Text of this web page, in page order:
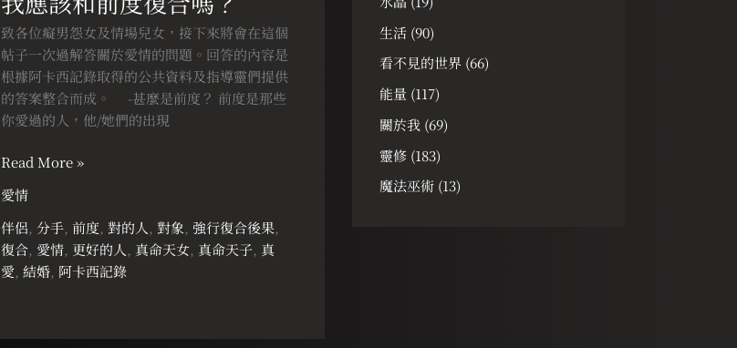
麼
辦？
致各位癡男怨女及情場兒女，接下來將會在這個
帖子一次過解答關於愛情的問題。回答的內容是
根據阿卡西記錄取得的公共資料及指導靈們提供
的答案整合而成。 ⠀ -甚麼是前度？ 前度是那些
你愛過的人，他/她們的出現
該
和
前
度
復
合
Read More »
愛情
伴侶,分手,前度,對的人 ,對象, 強行復合後果,
復合, 愛情, 更好的人 , 真命天女, 真命天子, 真
愛, 結婚, 阿卡西記錄
生活(90)
看不見的世界(66)
能量 (117)
關於我(69)
靈修(183)
魔法巫術(13)